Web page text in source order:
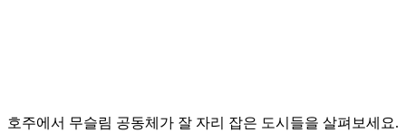
호주에서 무슬림 공동체가 잘 자리 잡은 도시들을 살펴보세요.